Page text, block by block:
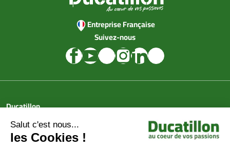
Entreprise Française
Suivez-nous
Ducatillon
Achat en ligne
Services